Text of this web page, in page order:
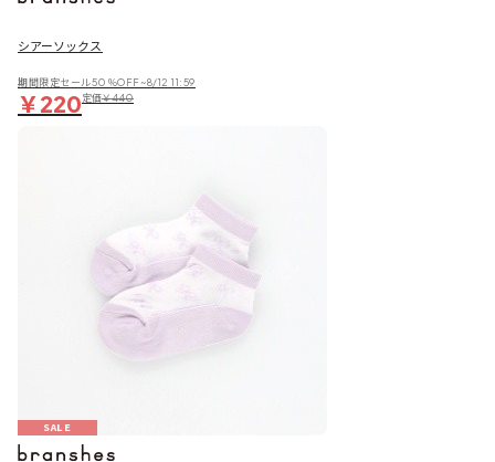
シアーソックス
期間限定セール50％OFF~8/12 11:59
￥220定価￥440
SALE